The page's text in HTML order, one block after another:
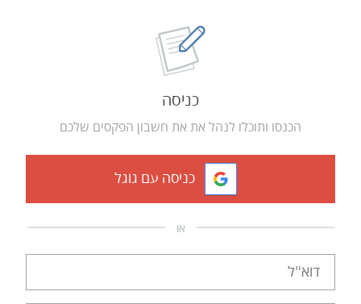
כניסה
הכנסו ותוכלו לנהל את את חשבון הפקסים שלכם
כניסה עם גוגל
או